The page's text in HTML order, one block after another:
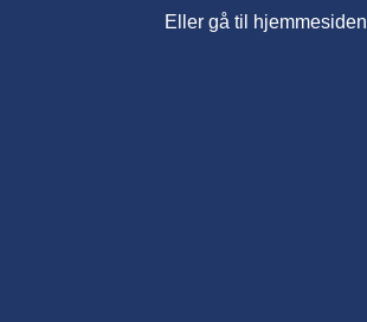
Eller gå til hjemmesiden